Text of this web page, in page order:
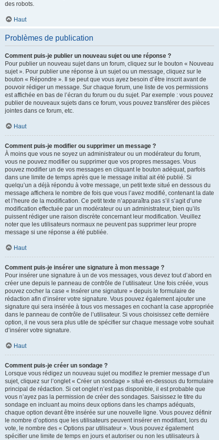
des robots.
Haut
Problèmes de publication
Comment puis-je publier un nouveau sujet ou une réponse ?
Pour publier un nouveau sujet dans un forum, cliquez sur le bouton « Nouveau
sujet ». Pour publier une réponse à un sujet ou un message, cliquez sur le
bouton « Répondre ». Il se peut que vous ayez besoin d’être inscrit avant de
pouvoir rédiger un message. Sur chaque forum, une liste de vos permissions
est affichée en bas de l’écran du forum ou du sujet. Par exemple : vous pouvez
publier de nouveaux sujets dans ce forum, vous pouvez transférer des pièces
jointes dans ce forum, etc.
Haut
Comment puis-je modifier ou supprimer un message ?
À moins que vous ne soyez un administrateur ou un modérateur du forum,
vous ne pouvez modifier ou supprimer que vos propres messages. Vous
pouvez modifier un de vos messages en cliquant le bouton adéquat, parfois
dans une limite de temps après que le message initial ait été publié. Si
quelqu’un a déjà répondu à votre message, un petit texte situé en dessous du
message affichera le nombre de fois que vous l’avez modifié, contenant la date
et l’heure de la modification. Ce petit texte n’apparaîtra pas s’il s’agit d’une
modification effectuée par un modérateur ou un administrateur, bien qu’ils
puissent rédiger une raison discrète concernant leur modification. Veuillez
noter que les utilisateurs normaux ne peuvent pas supprimer leur propre
message si une réponse a été publiée.
Haut
Comment puis-je insérer une signature à mon message ?
Pour insérer une signature à un de vos messages, vous devez tout d’abord en
créer une depuis le panneau de contrôle de l’utilisateur. Une fois créée, vous
pouvez cocher la case « Insérer une signature » depuis le formulaire de
rédaction afin d’insérer votre signature. Vous pouvez également ajouter une
signature qui sera insérée à tous vos messages en cochant la case appropriée
dans le panneau de contrôle de l’utilisateur. Si vous choisissez cette dernière
option, il ne vous sera plus utile de spécifier sur chaque message votre souhait
d’insérer votre signature.
Haut
Comment puis-je créer un sondage ?
Lorsque vous rédigez un nouveau sujet ou modifiez le premier message d’un
sujet, cliquez sur l’onglet « Créer un sondage » situé en-dessous du formulaire
principal de rédaction. Si cet onglet n’est pas disponible, il est probable que
vous n’ayez pas la permission de créer des sondages. Saisissez le titre du
sondage en incluant au moins deux options dans les champs adéquats,
chaque option devant être insérée sur une nouvelle ligne. Vous pouvez définir
le nombre d’options que les utilisateurs peuvent insérer en modifiant, lors du
vote, le nombre des « Options par utilisateur ». Vous pouvez également
spécifier une limite de temps en jours et autoriser ou non les utilisateurs à